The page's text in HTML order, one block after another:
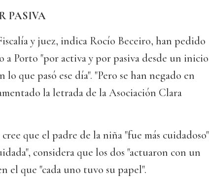
PASIVA
y juez, indica Rocío Beceiro, han pedido
a Porto "por activa y por pasiva desde un inicio
lo que pasó ese día". "Pero se han negado en
la letrada de la Asociación Clara
que el padre de la niña "fue más cuidadoso"
considera que los dos "actuaron con un
el que "cada uno tuvo su papel".